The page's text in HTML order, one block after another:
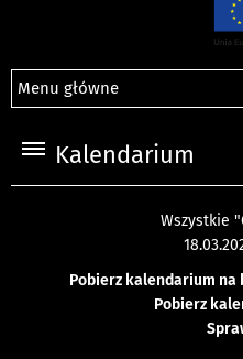
Menu główne
Kalendarium
Wszystkie
Pobierz kalendarium na
Pobierz